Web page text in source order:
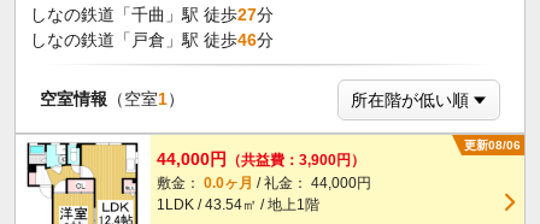
しなの鉄道「千曲」駅 徒歩27分
しなの鉄道「戸倉」駅 徒歩46分
空室情報 （空室1）
更新08/06
44,000円 （共益費：3,900円）
敷金： 0.0ヶ月 / 礼金： 44,000円
1LDK / 43.54㎡ / 地上1階